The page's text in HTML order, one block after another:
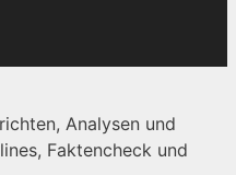
Analysen und
Faktencheck und